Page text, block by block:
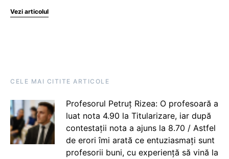
Vezi articolul
CELE MAI CITITE ARTICOLE
Profesorul Petruț Rizea: O profesoară a
luat nota 4.90 la Titularizare, iar după
contestații nota a ajuns la 8.70 / Astfel
de erori îmi arată ce entuziasmați sunt
profesorii buni, cu experiență să vină la